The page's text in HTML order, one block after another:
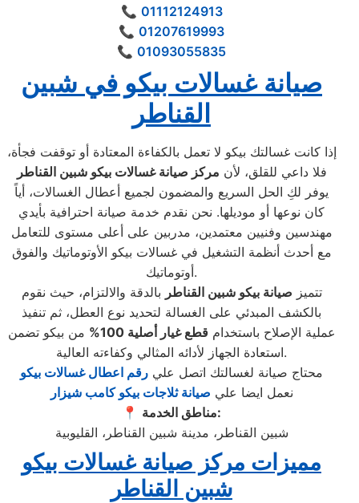
📞 01112124913
📞 01207619993
📞 01093055835
صيانة غسالات بيكو في شبين
القناطر
إذا كانت غسالتك بيكو لا تعمل بالكفاءة المعتادة أو توقفت فجأة،
فلا داعي للقلق، لأن مركز صيانة غسالات بيكو شبين القناطر
يوفر لكِ الحل السريع والمضمون لجميع أعطال الغسالات، أياً
كان نوعها أو موديلها. نحن نقدم خدمة صيانة احترافية بأيدي
مهندسين وفنيين معتمدين، مدربين على أعلى مستوى للتعامل
مع أحدث أنظمة التشغيل في غسالات بيكو الأوتوماتيك والفوق
أوتوماتيك.
تتميز صيانة بيكو شبين القناطر بالدقة والالتزام، حيث نقوم
بالكشف المبدئي على الغسالة لتحديد نوع العطل، ثم تنفيذ
عملية الإصلاح باستخدامقطع غيار أصلية 100 % من بيكو تضمن
استعادة الجهاز لأدائه المثالي وكفاءته العالية.
محتاج صيانة لغسالتك اتصل علي رقم اعطال غسالات بيكو
نعمل ايضا علي صيانة ثلاجات بيكو كامب شيزار
📍
مناطق الخدمة:
شبين القناطر، مدينة شبين القناطر، القليوبية
مميزات مركز صيانة غسالات بيكو
شبين القناطر